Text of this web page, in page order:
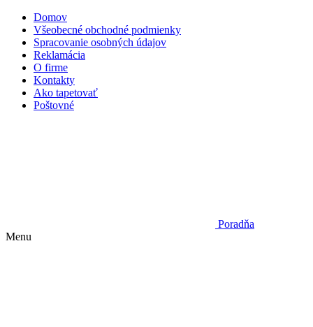
Domov
Všeobecné obchodné podmienky
Spracovanie osobných údajov
Reklamácia
O firme
Kontakty
Ako tapetovať
Poštovné
Poradňa
Menu